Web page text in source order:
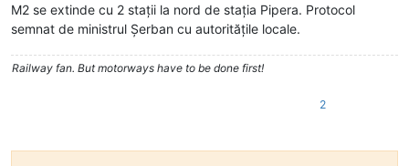
M2 se extinde cu 2 stații la nord de stația Pipera. Protocol
semnat de ministrul Șerban cu autoritățile locale.
Railway fan. But motorways have to be done first!
2